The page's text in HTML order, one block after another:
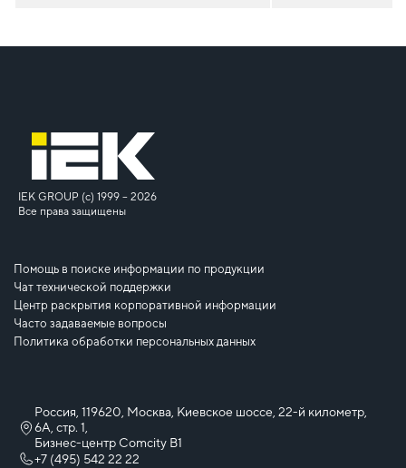
IEK GROUP (c) 1999 – 2026
Все права защищены
Помощь в поиске информации по продукции
Чат технической поддержки
Центр раскрытия корпоративной информации
Часто задаваемые вопросы
Политика обработки персональных данных
Россия, 119620, Москва, Киевское шоссе, 22-й километр,
6А, стр. 1,
Бизнес-центр Comcity B1
+7 (495) 542 22 22